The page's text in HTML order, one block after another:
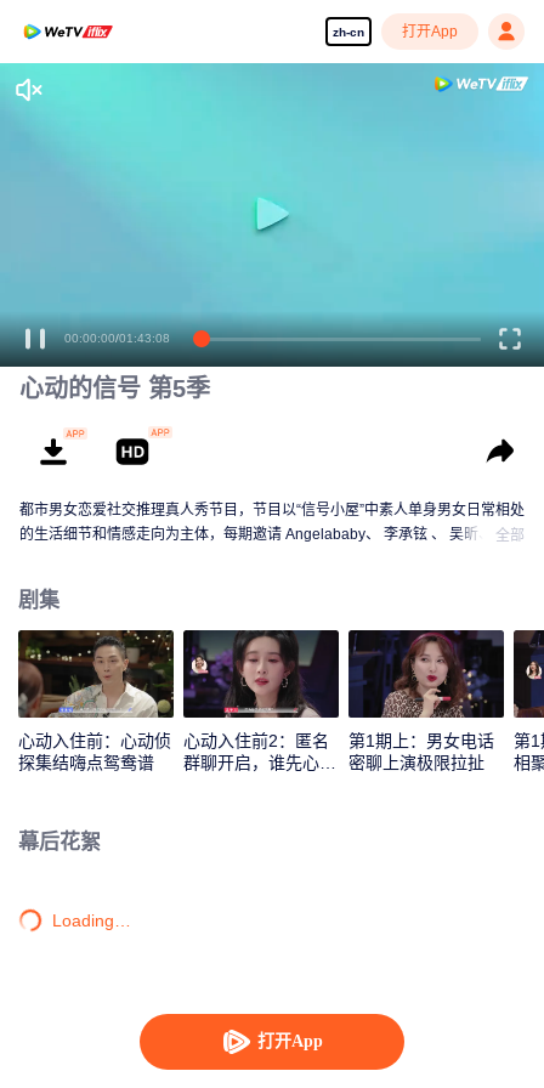
zh-cn 打开App
打开App
00:00:00/01:43:08
心动的信号 第5季
都市男女恋爱社交推理真人秀节目，节目以“信号小屋”中素人单身男女日常相处
的生活细节和情感走向为主体，每期邀请 Angelababy、 李承铉 、 吴昕、 汪全部
剧集
心动入住前：心动侦
探集结嗨点鸳鸯谱
心动入住前2：匿名
群聊开启，谁先心
第1期上：男女电话
密聊上演极限拉扯
第1
相
幕后花絮
Loading…